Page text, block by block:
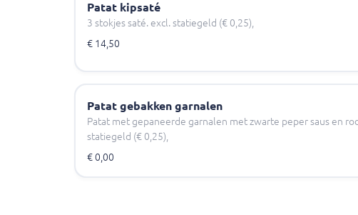
Patat kipsaté
3 stokjes saté. excl. statiegeld (€ 0,25),
€ 14,50
Patat gebakken garnalen
Patat met gepaneerde garnalen met zwarte peper saus en
statiegeld (€ 0,25),
€ 0,00